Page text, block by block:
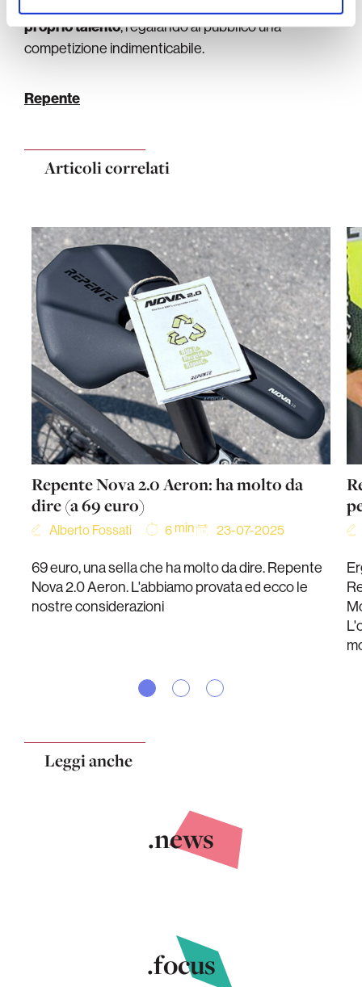
atlete hanno potuto esprimere al meglio il
proprio talento, regalando al pubblico una
competizione indimenticabile.
Repente
Articoli correlati
Repente Nova 2.0 Aeron: ha molto da
dire (a 69 euro)
Alberto Fossati 6 min 23-07-2025
69 euro, una sella che ha molto da dire. Repente
Nova 2.0 Aeron. L'abbiamo provata ed ecco le
nostre considerazioni
Leggi anche
.news
.focus